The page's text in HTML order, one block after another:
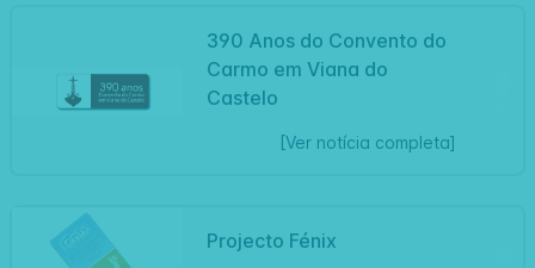
390 Anos do Convento do
Carmo em Viana do
Castelo
[Ver notícia completa]
Projecto Fénix